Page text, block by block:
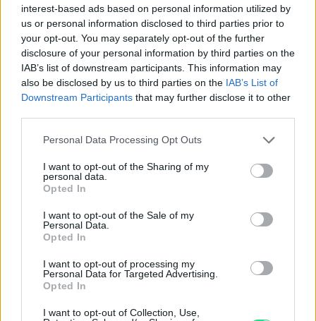
interest-based ads based on personal information utilized by
us or personal information disclosed to third parties prior to
your opt-out. You may separately opt-out of the further
disclosure of your personal information by third parties on the
IAB’s list of downstream participants. This information may
also be disclosed by us to third parties on the IAB’s List of
Downstream Participants that may further disclose it to other
Please note that this website/app uses one or more Google
not limited to your visit or usage behaviour. You may click to
grant or deny consent to Google and its third-party tags to
use your data for below specified purposes in below Google
consent section.
Personal Data Processing Opt Outs
I want to opt-out of the Sharing of my
personal data.
Opted In
I want to opt-out of the Sale of my
Personal Data.
Opted In
I want to opt-out of processing my
Personal Data for Targeted Advertising.
Opted In
I want to opt-out of Collection, Use,
Contattaci per richiedere maggiori
informazioni o prenotare una
Numero di telefono